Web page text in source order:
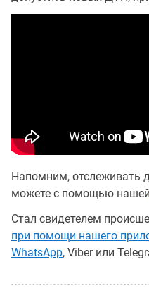
Напомним, отслеживать
можете с помощью нашей
Стал свидетелем
при помощи нашего
WhatsApp, Viber или